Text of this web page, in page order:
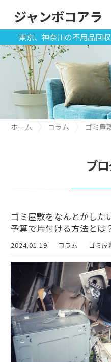
東京、神奈川の不用品回
ジャンボコアラ
ホーム コラム
ゴミ屋
ブ
ゴミ屋敷をなんとかし
予算で片付ける方法とは
2024.01.19 コラム ゴミ屋